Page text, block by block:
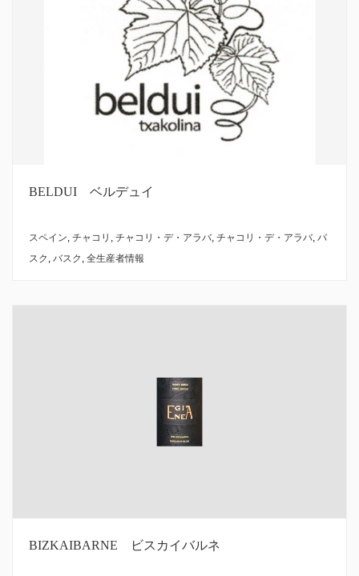
BELDUI ベルデュイ
スペイン, チャコリ , チャコリ・デ・アラバ, チャコリ・デ・アラバ, バ
スク , バスク , 全生産者情報
BIZKAIBARNE ビスカイバルネ